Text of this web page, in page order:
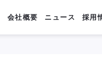
会社概要 ニュース 採用